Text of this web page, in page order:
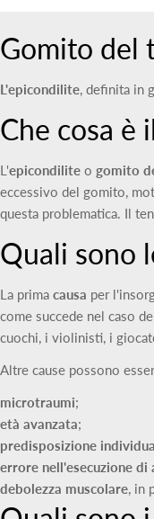
Gomito del
L'epicondilite, definita in
Che cosa è
L'epicondilite o gomito
eccessivo del gomito,
questa problematica. Il
Quali sono
La prima causa per
come succede nel caso
cuochi, i violinisti, i
Altre cause possono
microtraumi;
età avanzata;
predisposizione
errore nell'esecuzione di
debolezza muscolare, in